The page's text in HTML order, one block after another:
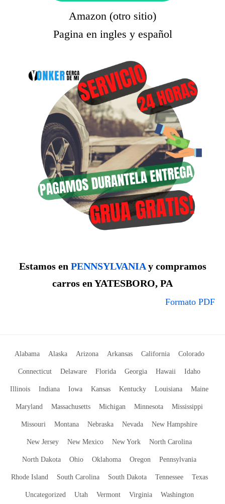
Amazon (otro sitio)
Pagina en ingles y español
Estamos en PENNSYLVANIAy compramos
carros en YATESBORO, PA
Formato PDF
Alabama Alaska Arizona Arkansas California Colorado
Connecticut Delaware Florida Georgia Hawaii Idaho
Illinois Indiana Iowa Kansas Kentucky Louisiana Maine
Maryland Massachusetts Michigan Minnesota Mississippi
Missouri Montana Nebraska Nevada New Hampshire
New Jersey New Mexico New York North Carolina
North Dakota Ohio Oklahoma Oregon Pennsylvania
Rhode Island South Carolina South Dakota Tennessee Texas
Uncategorized Utah Vermont Virginia Washington